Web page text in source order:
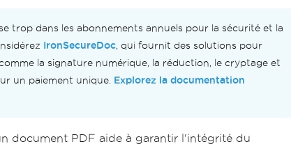
trop dans les abonnements annuels pour la sécurité et la
IronSecureDoc, qui fournit des solutions pour
la signature numérique, la réduction, le cryptage et
un paiement unique. Explorez la documentation
document PDF aide à garantir l'intégrité du